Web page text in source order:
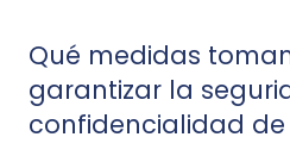
Qué medidas
garantizar la
confidencialidad